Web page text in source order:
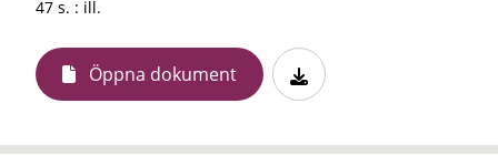
47 s. : ill.
Öppna dokument